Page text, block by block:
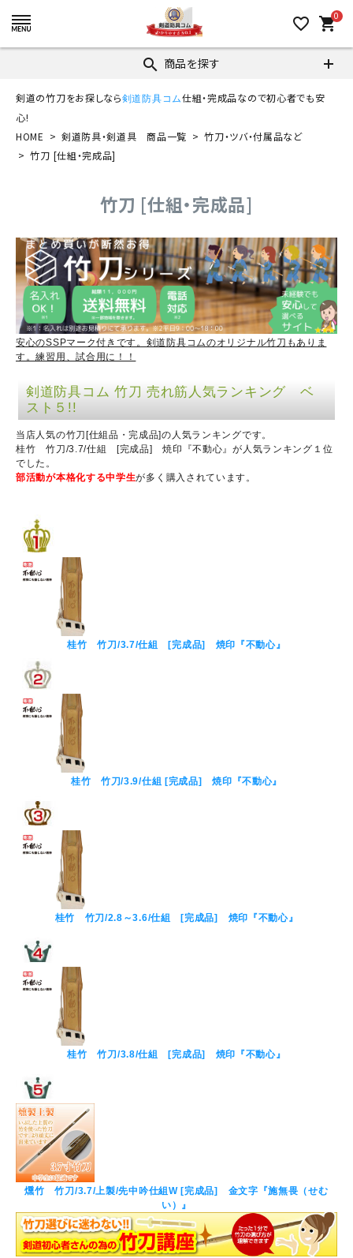
favorite_border 0
shopping_cart
search 商品を探す
剣道の竹刀をお探しなら剣道防具コム仕組・完成品なので初心者でも安
心!
HOME
剣道防具・剣道具 商品一覧
竹刀・ツバ・付属品など
竹刀 [仕組・完成品]
竹刀 [仕組・完成品]
安心のSSPマーク付きです。剣道防具コムのオリジナル竹刀もありま
す。練習用、試合用に！！
剣道防具コム 竹刀 売れ筋人気ランキング ベ
スト５!!
当店人気の竹刀[仕組品・完成品]の人気ランキングです。
桂竹 竹刀/3.7/仕組 [完成品] 焼印『不動心』が人気ランキング１位
でした。
部活動が本格化する中学生が多く購入されています。
桂竹 竹刀/3.7/仕組 [完成品] 焼印『不動心』
桂竹 竹刀/3.9/仕組 [完成品] 焼印『不動心』
桂竹 竹刀/2.8～3.6/仕組 [完成品] 焼印『不動心』
桂竹 竹刀/3.8/仕組 [完成品] 焼印『不動心』
燻竹 竹刀/3.7/上製/先中吟仕組W [完成品] 金文字『施無畏（せむ
い）』